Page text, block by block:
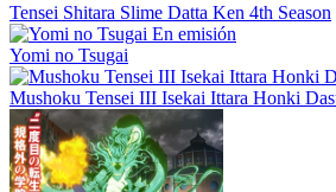
Tensei Shitara Slime Datta Ken 4th Season
En emisión
Yomi no Tsugai
Mushoku Tensei III Isekai Ittara Honki